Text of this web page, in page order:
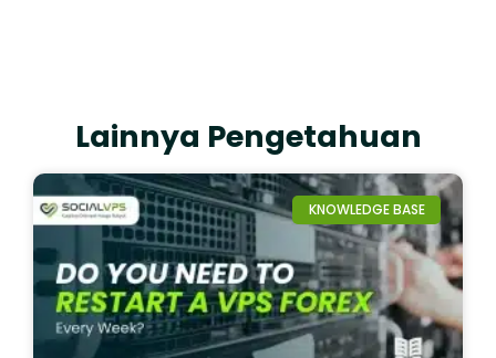
Lainnya Pengetahuan
KNOWLEDGE BASE